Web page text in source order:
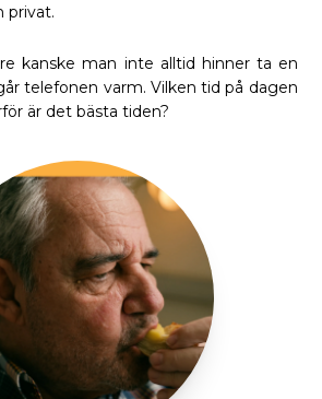
privat.
kanske man inte alltid hinner ta en
telefonen varm. Vilken tid på dagen
är det bästa tiden?